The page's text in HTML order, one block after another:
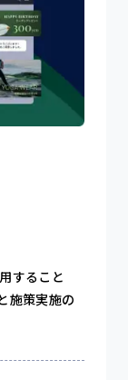
すること
施策実施の